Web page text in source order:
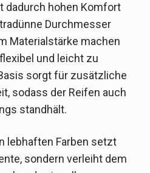
dadurch hohen Komfort
Durchmesser
Materialstärke machen
und leicht zu
sorgt für zusätzliche
sodass der Reifen auch
standhält.
lebhaften Farben setzt
sondern verleiht dem